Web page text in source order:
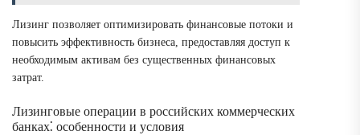
Лизинг позволяет оптимизировать финансовые потоки и
повысить эффективность бизнеса, предоставляя доступ к
необходимым активам без существенных финансовых
затрат.
Лизинговые операции в российских коммерческих
банках⁚ особенности и условия